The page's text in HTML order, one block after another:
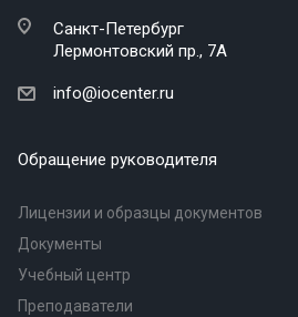
Санкт-Петербург
Лермонтовский пр., 7А
info@iocenter.ru
Обращение руководителя
Лицензии и образцы документов
Документы
Учебный центр
Преподаватели